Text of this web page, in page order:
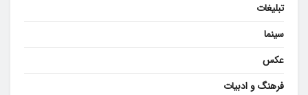
تبلیغات
سینما
عکس
فرهنگ و ادبیات